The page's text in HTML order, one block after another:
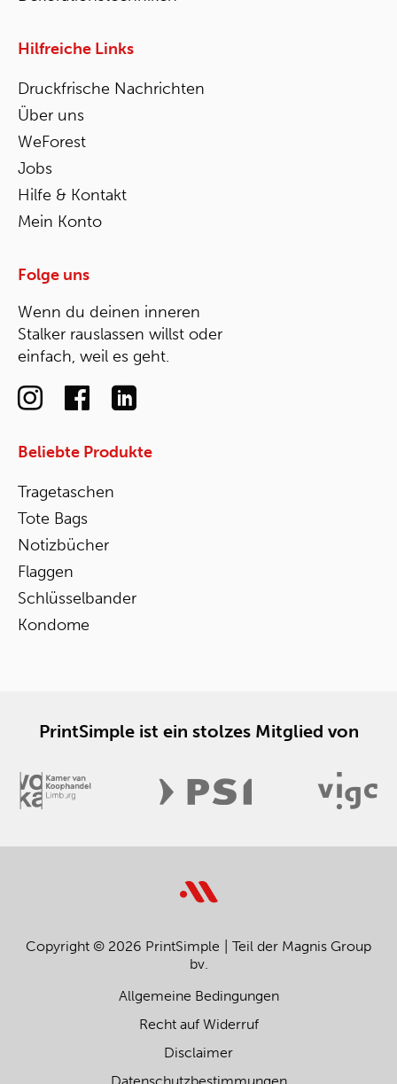
Hilfreiche Links
Druckfrische Nachrichten
Über uns
WeForest
Jobs
Hilfe & Kontakt
Mein Konto
Folge uns
Wenn du deinen inneren
Stalker rauslassen willst oder
einfach, weil es geht.
Beliebte Produkte
Tragetaschen
Tote Bags
Notizbücher
Flaggen
Schlüsselbander
Kondome
PrintSimple ist ein stolzes Mitglied von
Copyright © 2026 PrintSimple
Teil der Magnis Group
bv.
Allgemeine Bedingungen
Recht auf Widerruf
Disclaimer